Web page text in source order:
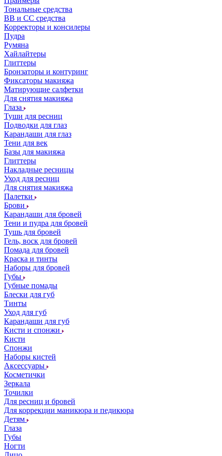
Тональные средства
ВВ и СС средства
Корректоры и консилеры
Пудра
Румяна
Хайлайтеры
Глиттеры
Бронзаторы и контуринг
Фиксаторы макияжа
Матирующие салфетки
Для снятия макияжа
Глаза
Туши для ресниц
Подводки для глаз
Карандаши для глаз
Тени для век
Базы для макияжа
Глиттеры
Накладные ресницы
Уход для ресниц
Для снятия макияжа
Палетки
Брови
Карандаши для бровей
Тени и пудра для бровей
Тушь для бровей
Гель, воск для бровей
Помада для бровей
Краска и тинты
Наборы для бровей
Губы
Губные помады
Блески для губ
Тинты
Уход для губ
Карандаши для губ
Кисти и спонжи
Кисти
Спонжи
Наборы кистей
Аксессуары
Косметички
Зеркала
Точилки
Для ресниц и бровей
Для коррекции маникюра и педикюра
Детям
Глаза
Губы
Ногти